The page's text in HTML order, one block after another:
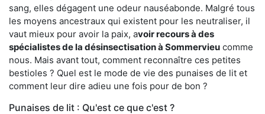
sang, elles dégagent une odeur nauséabonde. Malgré tous
les moyens ancestraux qui existent pour les neutraliser, il
vaut mieux pour avoir la paix, avoir recours à des
spécialistes de la désinsectisation à Sommervieu comme
nous. Mais avant tout, comment reconnaître ces petites
bestioles ? Quel est le mode de vie des punaises de lit et
comment leur dire adieu une fois pour de bon ?
Punaises de lit : Qu'est ce que c'est ?